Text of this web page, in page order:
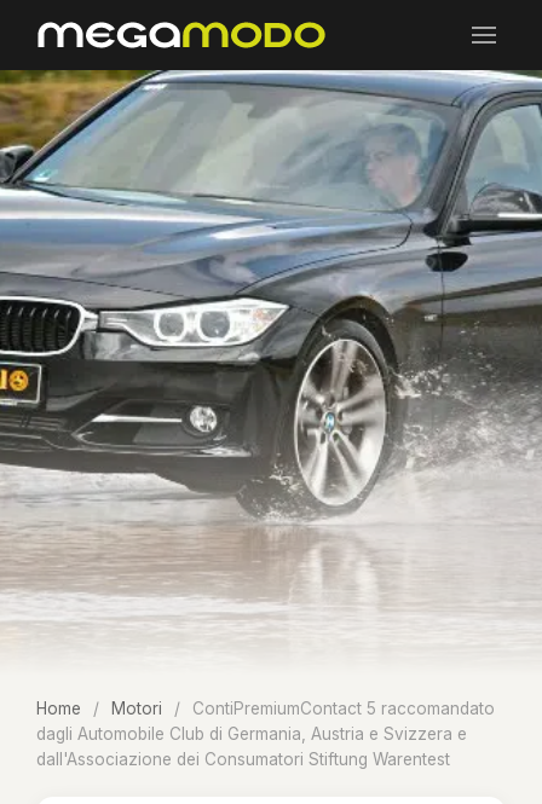
Home / Motori /
ContiPremiumContact 5 raccomandato
dagli Automobile Club di Germania, Austria e Svizzera e
dall'Associazione dei Consumatori Stiftung Warentest